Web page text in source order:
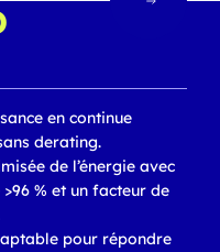
en continue
derating.
de l’énergie avec
% et un facteur de
pour répondre